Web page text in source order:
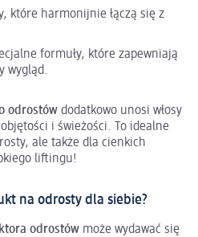
które harmonijnie łączą się z
formuły, które zapewniają
wygląd.
odrostów dodatkowo unosi włosy
i świeżości. To idealne
ale także dla cienkich
liftingu!
na odrosty dla siebie?
odrostów może wydawać się